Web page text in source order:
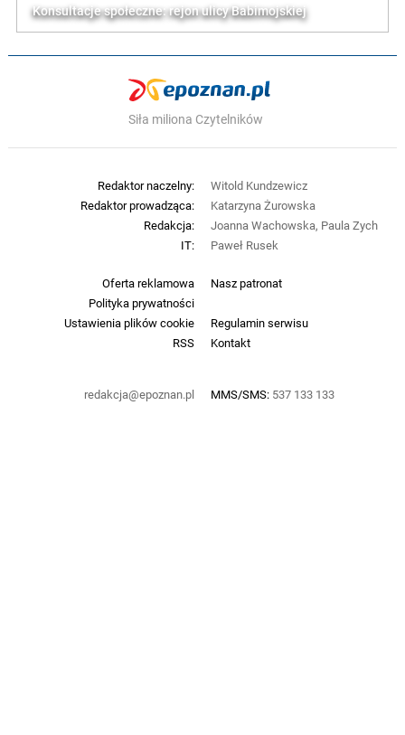
Konsultacje społeczne: rejon ulicy Babimojskiej
Siła miliona Czytelników
Oferta reklamowa
Nasz patronat
Polityka prywatności
Ustawienia plików cookie
Regulamin serwisu
RSS
Kontakt
redakcja@epoznan.pl MMS/SMS: 537 133 133
Redaktor naczelny:
Witold Kundzewicz
Redaktor prowadząca:
Katarzyna Żurowska
Redakcja:
Joanna Wachowska, Paula Zych
IT:
Paweł Rusek